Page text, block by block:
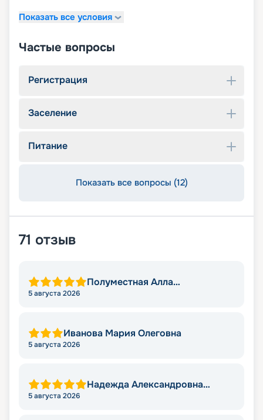
Показать все условия
Частые вопросы
Регистрация
Заселение
Питание
Показать все вопросы (12)
71 отзыв
Полуместная Алла
5 августа 2026
Иванова Мария Олеговна
5 августа 2026
Надежда Александровна
5 августа 2026